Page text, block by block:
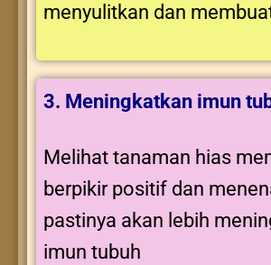
menyulitkan dan
3. Meningkatkan imun
Melihat tanaman hias
berpikir positif dan
pastinya akan lebih
imun tubuh